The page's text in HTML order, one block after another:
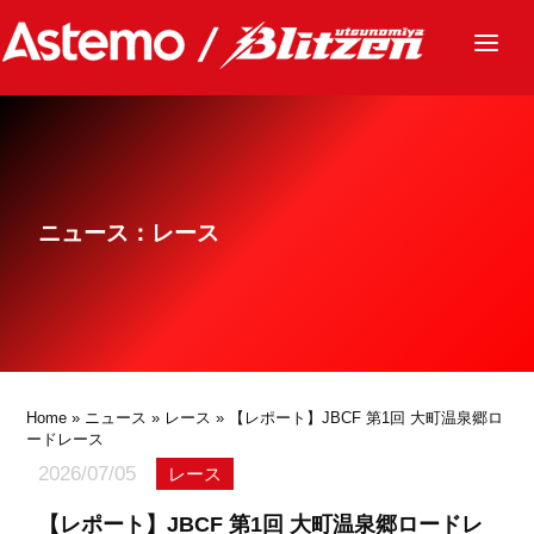
ニュース
グッズ
ニュース：レース
Home » ニュース » レース » 【レポート】JBCF 第1回 大町温泉郷ロ
ードレース
2026/07/05 レース
【レポート】JBCF 第1回 大町温泉郷ロードレ